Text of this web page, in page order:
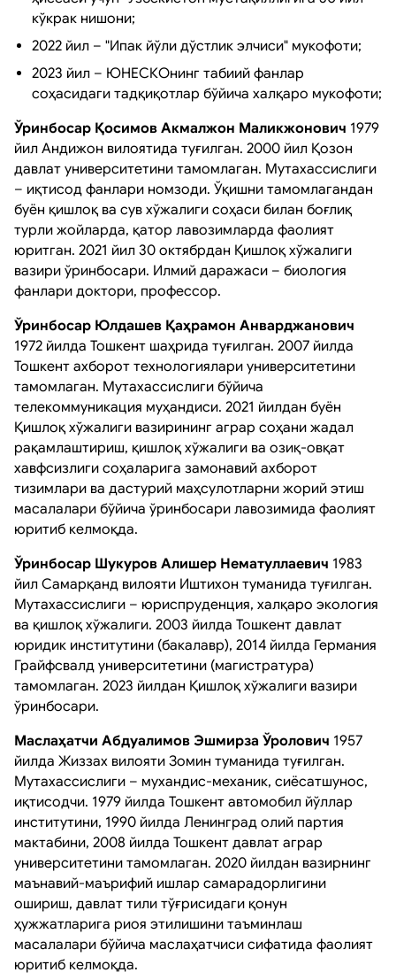
кўкрак нишони;
2022 йил – "Ипак йўли дўстлик элчиси" мукофоти;
2023 йил – ЮНЕСКОнинг табиий фанлар
соҳасидаги тадқиқотлар бўйича халқаро мукофоти;
Ўринбосар Қосимов Акмалжон Маликжонович 1979
йил Андижон вилоятида туғилган. 2000 йил Қозон
давлат университетини тамомлаган. Мутахассислиги
– иқтисод фанлари номзоди. Ўқишни тамомлагандан
буён қишлоқ ва сув хўжалиги соҳаси билан боғлиқ
турли жойларда, қатор лавозимларда фаолият
юритган. 2021 йил 30 октябрдан Қишлоқ хўжалиги
вазири ўринбосари. Илмий даражаси – биология
фанлари доктори, профессор.
Ўринбосар Юлдашев Қаҳрамон Анварджанович
1972 йилда Тошкент шаҳрида туғилган. 2007 йилда
Тошкент ахборот технологиялари университетини
тамомлаган. Мутахассислиги бўйича
телекоммуникация муҳандиси. 2021 йилдан буён
Қишлоқ хўжалиги вазирининг аграр соҳани жадал
рақамлаштириш, қишлоқ хўжалиги ва озиқ-овқат
хавфсизлиги соҳаларига замонавий ахборот
тизимлари ва дастурий маҳсулотларни жорий этиш
масалалари бўйича ўринбосари лавозимида фаолият
юритиб келмоқда.
Ўринбосар Шукуров Алишер Нематуллаевич 1983
йил Самарқанд вилояти Иштихон туманида туғилган.
Мутахассислиги – юриспруденция, халқаро экология
ва қишлоқ хўжалиги. 2003 йилда Тошкент давлат
юридик институтини (бакалавр), 2014 йилда Германия
Грайфсвалд университетини (магистратура)
тамомлаган. 2023 йилдан Қишлоқ хўжалиги вазири
ўринбосари.
Маслаҳатчи Абдуалимов Эшмирза Ўролович 1957
йилда Жиззах вилояти Зомин туманида туғилган.
Мутахассислиги – мухандис-механик, сиёсатшунос,
иқтисодчи. 1979 йилда Тошкент автомобил йўллар
институтини, 1990 йилда Ленинград олий партия
мактабини, 2008 йилда Тошкент давлат аграр
университетини тамомлаган. 2020 йилдан вазирнинг
маънавий-маърифий ишлар самарадорлигини
ошириш, давлат тили тўғрисидаги қонун
ҳужжатларига риоя этилишини таъминлаш
масалалари бўйича маслаҳатчиси сифатида фаолият
юритиб келмоқда.